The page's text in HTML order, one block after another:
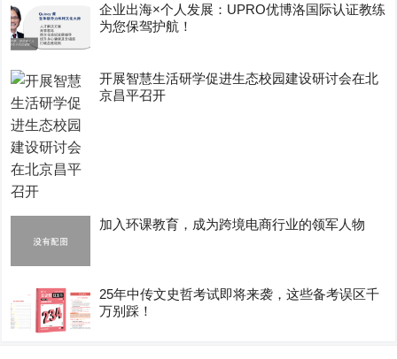
企业出海×个人发展：UPRO优博洛国际认证教练
为您保驾护航！
开展智慧生活研学促进生态校园建设研讨会在北
京昌平召开
加入环课教育，成为跨境电商行业的领军人物
25年中传文史哲考试即将来袭，这些备考误区千
万别踩！